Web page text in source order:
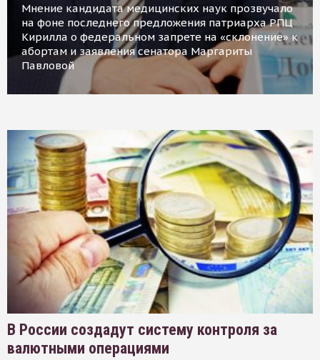
Мнение кандидата медицинских наук прозвучало
на фоне последнего предложения патриарха РПЦ
Кирилла о федеральном запрете на «склонение» к
абортам и заявления сенатора Маргариты
Павловой
В России создадут систему контроля за
валютными операциями